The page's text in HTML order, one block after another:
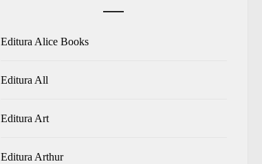
Editura Alice Books
Editura All
Editura Art
Editura Arthur